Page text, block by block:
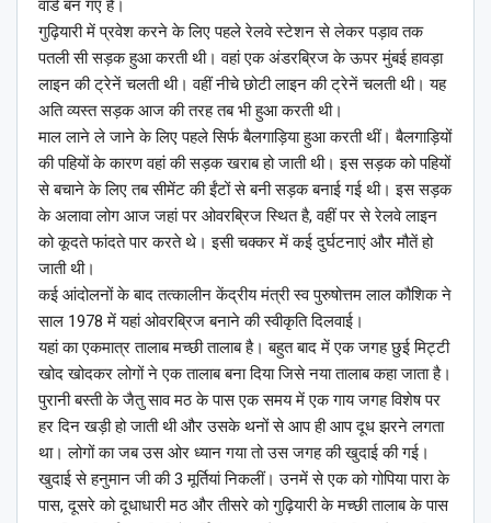
वार्ड बन गए हैं।
गुढ़ियारी में प्रवेश करने के लिए पहले रेलवे स्टेशन से लेकर पड़ाव तक
पतली सी सड़क हुआ करती थी। वहां एक अंडरब्रिज के ऊपर मुंबई हावड़ा
लाइन की ट्रेनें चलती थी। वहीं नीचे छोटी लाइन की ट्रेनें चलती थी। यह
अति व्यस्त सड़क आज की तरह तब भी हुआ करती थी।
माल लाने ले जाने के लिए पहले सिर्फ बैलगाड़िया हुआ करती थीं। बैलगाड़ियों
की पहियों के कारण वहां की सड़क खराब हो जाती थी। इस सड़क को पहियों
से बचाने के लिए तब सीमेंट की ईंटों से बनी सड़क बनाई गई थी। इस सड़क
के अलावा लोग आज जहां पर ओवरब्रिज स्थित है, वहीं पर से रेलवे लाइन
को कूदते फांदते पार करते थे। इसी चक्कर में कई दुर्घटनाएं और मौतें हो
जाती थी।
कई आंदोलनों के बाद तत्कालीन केंद्रीय मंत्री स्व पुरुषोत्तम लाल कौशिक ने
साल 1978 में यहां ओवरब्रिज बनाने की स्वीकृति दिलवाई।
यहां का एकमात्र तालाब मच्छी तालाब है। बहुत बाद में एक जगह छुई मिट्टी
खोद खोदकर लोगों ने एक तालाब बना दिया जिसे नया तालाब कहा जाता है।
पुरानी बस्ती के जैतु साव मठ के पास एक समय में एक गाय जगह विशेष पर
हर दिन खड़ी हो जाती थी और उसके थनों से आप ही आप दूध झरने लगता
था। लोगों का जब उस ओर ध्यान गया तो उस जगह की खुदाई की गई।
खुदाई से हनुमान जी की 3 मूर्तियां निकलीं। उनमें से एक को गोपिया पारा के
पास, दूसरे को दूधाधारी मठ और तीसरे को गुढ़ियारी के मच्छी तालाब के पास